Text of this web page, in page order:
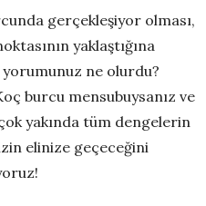
gerçekleşiyor olması,
yaklaştığına
ne olurdu?
burcu mensubuysanız ve
yakında tüm dengelerin
elinize geçeceğini